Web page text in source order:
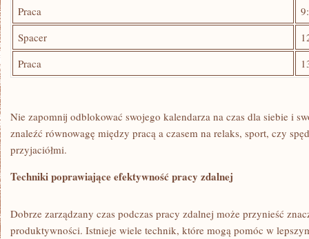
Praca
Spacer
Praca
Nie zapomnij‍ odblokować swojego kalendarza ⁤na czas dla siebie i
znaleźć równowagę między pracą a czasem na relaks, sport, czy
⁤przyjaciółmi.
Techniki poprawiające efektywność‍ pracy zdalnej
Dobrze zarządzany​ czas podczas ‍pracy zdalnej może przynieść
⁣produktywności. Istnieje wiele technik, które mogą pomóc w